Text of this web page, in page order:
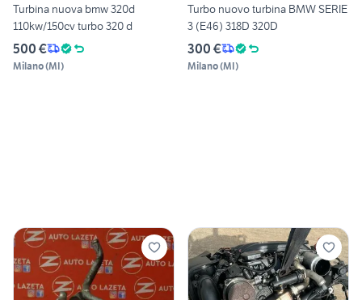
Turbina nuova bmw 320d
110kw/150cv turbo 320 d
500 €
Milano(MI)
Turbo nuovo turbina BMW SERIE
3 (E46) 318D 320D
300 €
Milano(MI)